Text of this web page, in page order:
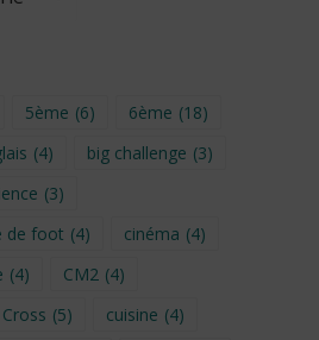
5ème (6) 6ème (18)
(4) big challenge (3)
(3)
de foot (4) cinéma (4)
(4) CM2 (4)
Cross (5) cuisine (4)